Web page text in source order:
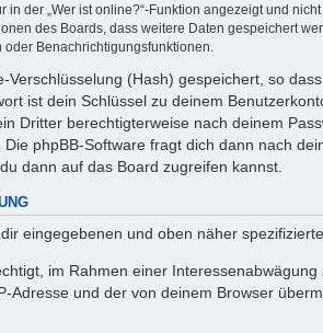
in der „Wer ist online?“-Funktion angezeigt und
des Boards, dass weitere Daten gespeichert
Benachrichtigungsfunktionen.
Verschlüsselung (Hash) gespeichert, so
ist dein Schlüssel zu deinem
Dritter berechtigterweise nach deinem
Die phpBB-Software fragt dich dann nach
dann auf das Board zugreifen kannst.
eingegebenen und oben näher
im Rahmen einer
Adresse und der von deinem Browser